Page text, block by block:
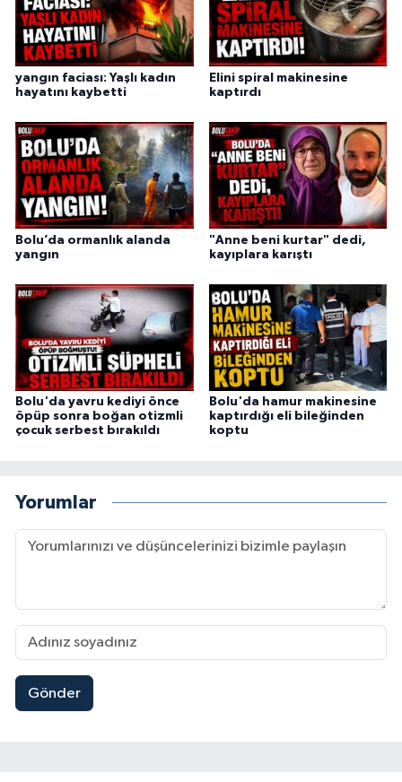
yangın faciası: Yaşlı kadın
hayatını kaybetti
Elini spiral makinesine
kaptırdı
Bolu’da ormanlık alanda
yangın
"Anne beni kurtar" dedi,
kayıplara karıştı
Bolu'da yavru kediyi önce
öpüp sonra boğan otizmli
çocuk serbest bırakıldı
Bolu'da hamur makinesine
kaptırdığı eli bileğinden
koptu
Yorumlar
Gönder